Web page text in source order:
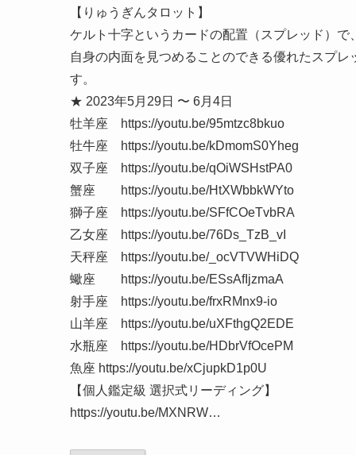
【りゅうぎんタロット】
ケルト十字というカードの配置（スプレッド）
自身の内面を見つめることのできる優れたスプ
す。
★ 2023年5月29日 〜 6月4日
牡羊座 https://youtu.be/95mtzc8bkuo
牡牛座 https://youtu.be/kDmomS0Yheg
双子座 https://youtu.be/qOiWSHstPA0
蟹座 https://youtu.be/HtXWbbkWYto
獅子座 https://youtu.be/SFfCOeTvbRA
乙女座 https://youtu.be/76Ds_TzB_vI
天秤座 https://youtu.be/_ocVTVWHiDQ
蠍座 https://youtu.be/ESsAfIjzmaA
射手座 https://youtu.be/frxRMnx9-io
山羊座 https://youtu.be/uXFthgQ2EDE
水瓶座 https://youtu.be/HDbrVfOcePM
魚座 https://youtu.be/xCjupkD1p0U
【個人鑑定級 選択式リーディング】
https://youtu.be/MXNRW…